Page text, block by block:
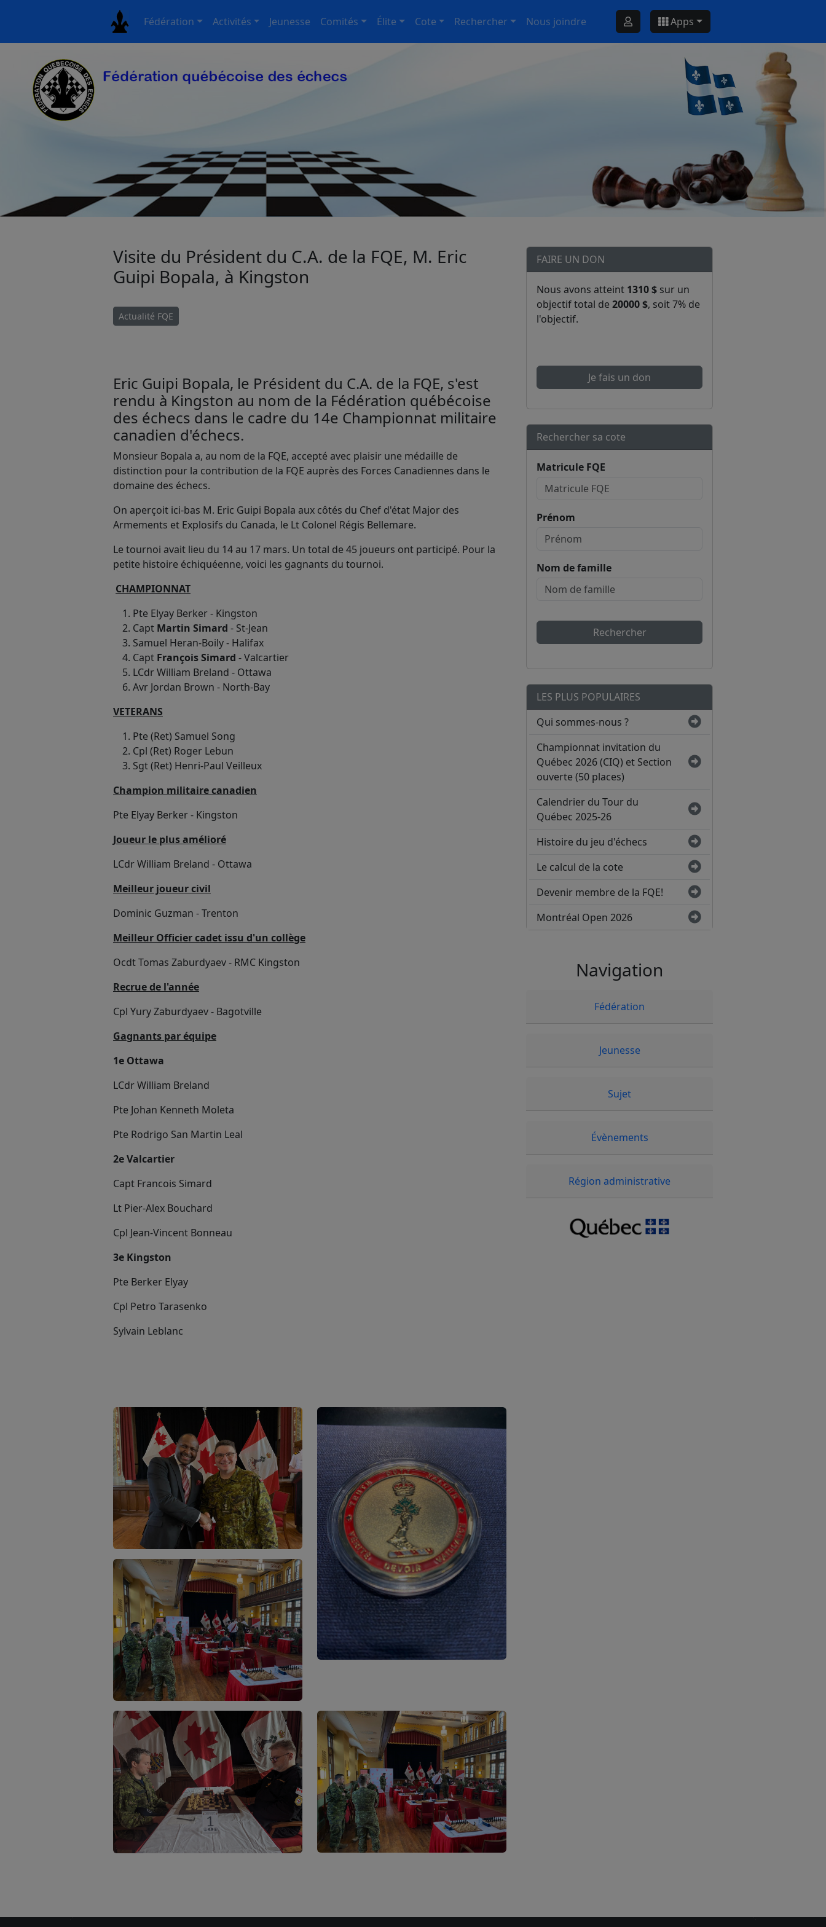
Fédération Activités Jeunesse Comités Élite Cote Rechercher Nous joindre Apps
Visite du Président du C.A. de la FQE, M. Eric
Guipi Bopala, à Kingston
Actualité FQE
Eric Guipi Bopala, le Président du C.A. de la FQE, s'est
rendu à Kingston au nom de la Fédération québécoise
des échecs dans le cadre du 14e Championnat militaire
canadien d'échecs.
Monsieur Bopala a, au nom de la FQE, accepté avec plaisir une médaille de
distinction pour la contribution de la FQE auprès des Forces Canadiennes dans le
domaine des échecs.
On aperçoit ici-bas M. Eric Guipi Bopala aux côtés du Chef d'état Major des
Armements et Explosifs du Canada, le Lt Colonel Régis Bellemare.
Le tournoi avait lieu du 14 au 17 mars. Un total de 45 joueurs ont participé. Pour la
petite histoire échiquéenne, voici les gagnants du tournoi.
CHAMPIONNAT
Pte Elyay Berker - Kingston
Capt Martin Simard - St-Jean
Samuel Heran-Boily - Halifax
Capt François Simard - Valcartier
LCdr William Breland - Ottawa
Avr Jordan Brown - North-Bay
VETERANS
Pte (Ret) Samuel Song
Cpl (Ret) Roger Lebun
Sgt (Ret) Henri-Paul Veilleux
Champion militaire canadien
Pte Elyay Berker - Kingston
Joueur le plus amélioré
LCdr William Breland - Ottawa
Meilleur joueur civil
Dominic Guzman - Trenton
Meilleur Officier cadet issu d'un collège
Ocdt Tomas Zaburdyaev - RMC Kingston
Recrue de l'année
Cpl Yury Zaburdyaev - Bagotville
Gagnants par équipe
1e Ottawa
LCdr William Breland
Pte Johan Kenneth Moleta
Pte Rodrigo San Martin Leal
2e Valcartier
Capt Francois Simard
Lt Pier-Alex Bouchard
Cpl Jean-Vincent Bonneau
3e Kingston
Pte Berker Elyay
Cpl Petro Tarasenko
Sylvain Leblanc
FAIRE UN DON
Nous avons atteint 1310 $ sur un
objectif total de 20000 $, soit 7% de
l'objectif.
Je fais un don
Rechercher sa cote
Matricule FQE
Prénom
Nom de famille
Rechercher
LES PLUS POPULAIRES
Qui sommes-nous ?
Championnat invitation du
Québec 2026 (CIQ) et Section
ouverte (50 places)
Calendrier du Tour du
Québec 2025-26
Histoire du jeu d'échecs
Le calcul de la cote
Devenir membre de la FQE!
Montréal Open 2026
Navigation
Fédération
Jeunesse
Sujet
Évènements
Région administrative